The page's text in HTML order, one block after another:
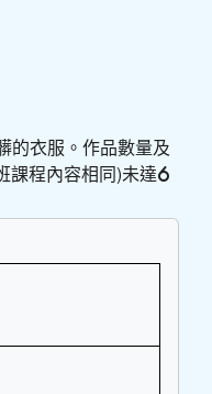
的衣服。作品數量及
課程內容相同)未達6